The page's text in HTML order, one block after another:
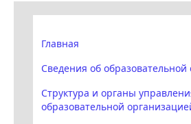
Главная
Сведения об образовательной
Структура и органы
образовательной